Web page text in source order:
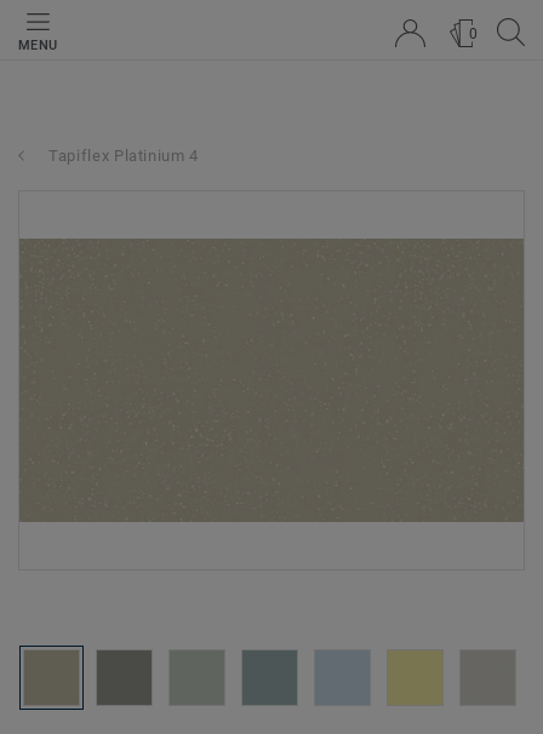
MENU
0
Tapiflex Platinium 4